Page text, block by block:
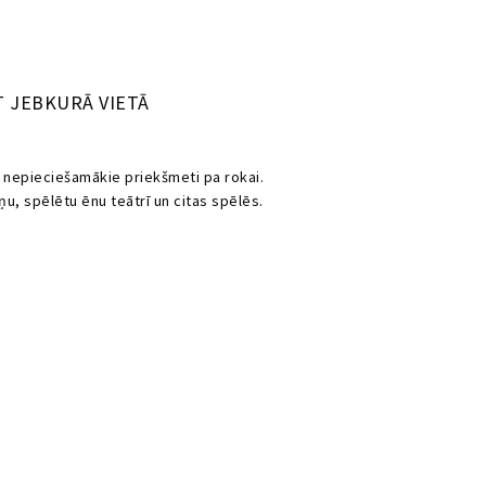
JEBKURĀ VIETĀ
priekšmeti pa rokai.
spēlētu ēnu teātrī un citas spēlēs.